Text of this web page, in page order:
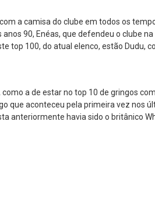
a camisa do clube em todos os
90, Enéas, que defendeu o clube
top 100, do atual elenco, estão Dudu,
a de estar no top 10 de gringos
que aconteceu pela primeira vez nos
anteriormente havia sido o britânico